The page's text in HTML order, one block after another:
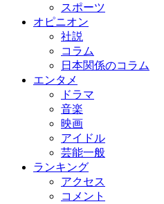
スポーツ
オピニオン
社説
コラム
日本関係のコラム
エンタメ
ドラマ
音楽
映画
アイドル
芸能一般
ランキング
アクセス
コメント